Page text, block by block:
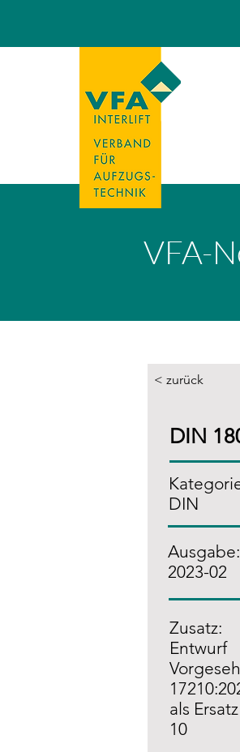
VFA-
< zurück
DIN
DIN
Ausgabe:
2023-02
Zusatz:
Entwurf
als
10